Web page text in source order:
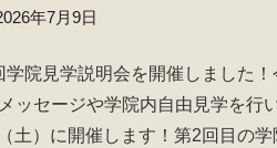
年7月9日
学院見学説明会を開催しました
ッセージや学院内自由見学を行
土）に開催します！第2回目の